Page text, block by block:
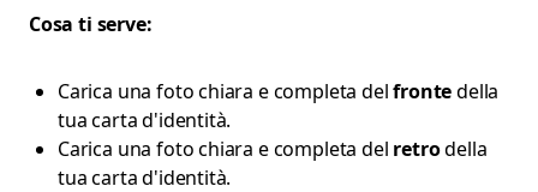
Cosa ti serve:
Carica una foto chiara e completa delfrontedella
tua carta d'identità.
Carica una foto chiara e completa del retrodella
tua carta d'identità.